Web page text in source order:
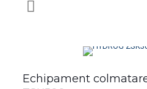
Echipament